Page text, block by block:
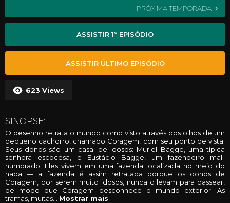
PRÓXIMA TEMPORADA
623 Views
ASSISTIR 1º EPISÓDIO
ASSISTIR ÚLTIMO EPISÓDIO
SINOPSE:
O desenho retrata o mundo como visto através dos olhos de um
pequeno cachorro, chamado Coragem, com seu ponto de vista.
Seus donos são um casal de idosos: Muriel Bagge, uma típica
senhora escocesa, e Eustácio Bagge, um fazendeiro mal-
humorado. Eles vivem em uma fazenda localizada no meio do
nada — a fazenda é assim retratada porque os donos de
Coragem, por serem muito idosos, nunca o levam para passear,
de modo que Coragem desconhece o mundo exterior. As
tramas, muitas
Mostrar mais